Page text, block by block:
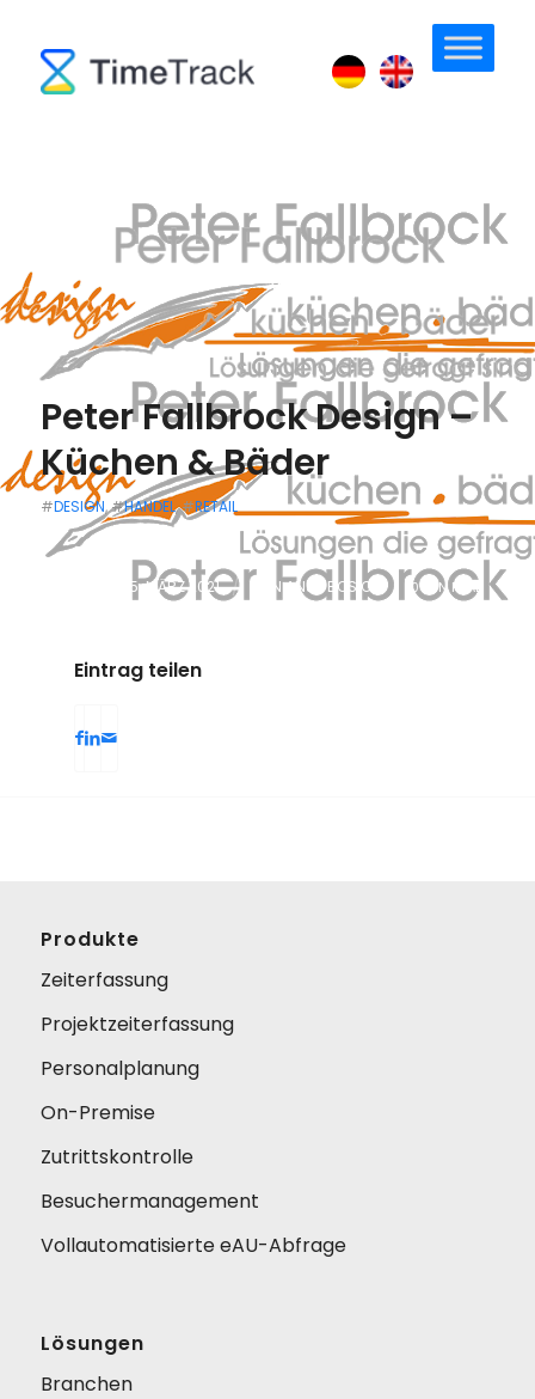
Peter Fallbrock Design –
Küchen & Bäder
#DESIGN, #HANDEL, #RETAIL
PUBLISHED: 25. MÄRZ 2021 / VONANJA BOSIOK / 0 MIN READ
Eintrag teilen
Produkte
Zeiterfassung
Projektzeiterfassung
Personalplanung
On-Premise
Zutrittskontrolle
Besuchermanagement
Vollautomatisierte eAU-Abfrage
Lösungen
Branchen